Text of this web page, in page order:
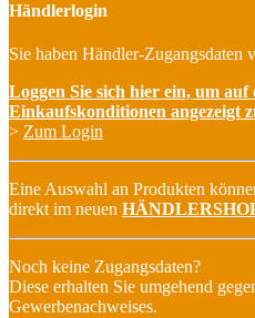
Händlerlogin
Sie haben Händler-Zugangsdaten
Loggen Sie sich hier ein, um
Einkaufskonditionen angezeigt
> Zum Login
Eine Auswahl an Produkten
direkt im neuen
Noch keine Zugangsdaten?
Diese erhalten Sie umgehend
Gewerbenachweises.